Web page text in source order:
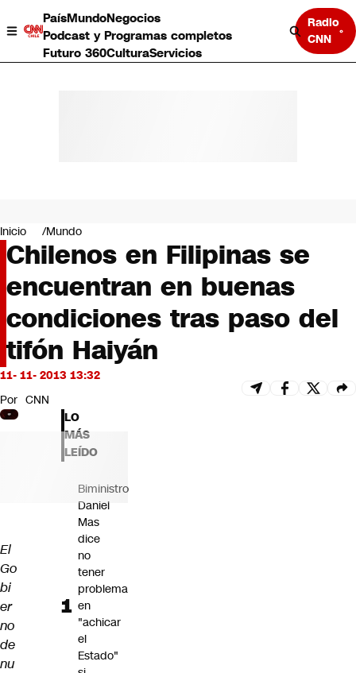
PaísMundoNegocios
Podcast y Programas completos
Futuro 360CulturaServicios
Radio
CNN
Negocios
Deportes
Programas completos
Cultura
Servicios
Bits
CNN Data
CNN tiempo
Futuro 360
Inicio Mundo
Chilenos en Filipinas se
encuentran en buenas
condiciones tras paso del
tifón Haiyán
11- 11- 2013 13:32
Por CNN
El
Go
bi
er
no
de
nu
LO
MÁS
LEÍDO
Biministro
Daniel
Mas
dice
no
tener
problema
en
"achicar
el
Estado"